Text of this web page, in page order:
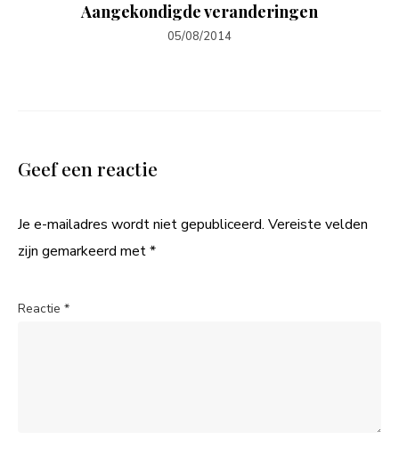
Aangekondigde veranderingen
05/08/2014
Geef een reactie
Je e-mailadres wordt niet gepubliceerd. Vereiste velden
zijn gemarkeerd met*
Reactie *